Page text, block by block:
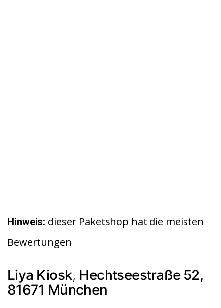
Hinweis: dieser Paketshop hat die meisten
Bewertungen
Liya Kiosk, Hechtseestraße 52,
81671 München